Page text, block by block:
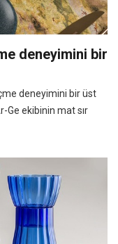
deneyimini bir
deneyimini bir üst
Ge ekibinin mat sır